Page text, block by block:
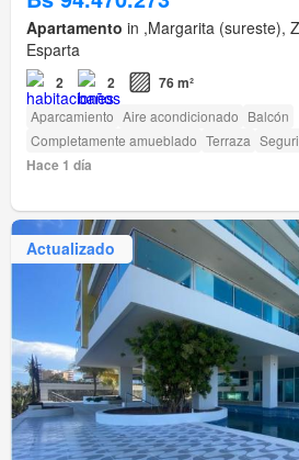
Apartamento in ,Margarita (sureste),
Esparta
2 2 76 m²
Aparcamiento Aire acondicionado Balcón
Completamente amueblado Terraza
Hace 1 día
Actualizado